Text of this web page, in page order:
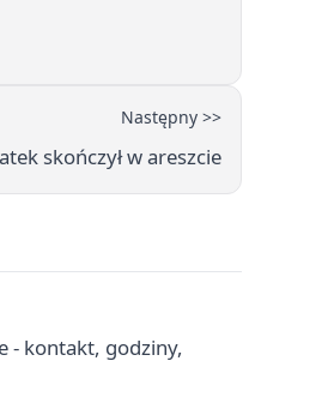
Następny >>
skończył w areszcie
- kontakt, godziny,